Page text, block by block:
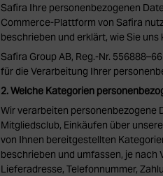
Safira Ihre personenbezogenen
Commerce-Plattform von Safira
beschrieben und erklärt, wie Sie
Safira Group AB, Reg.-Nr.
für die Verarbeitung Ihrer
2. Welche Kategorien
Wir verarbeiten personenbezogene
Mitgliedsclub, Einkäufen über
von Ihnen bereitgestellten
beschrieben und umfassen, je
Lieferadresse, Telefonnummer,